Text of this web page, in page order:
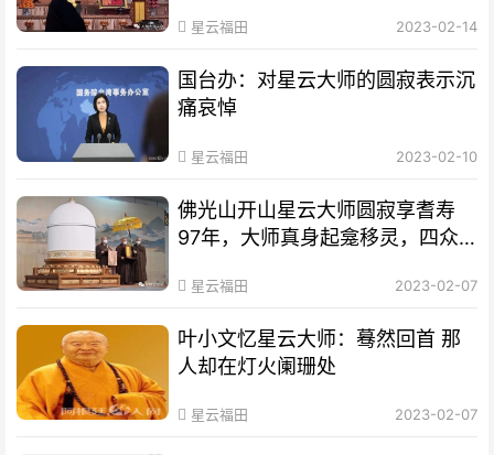
星云福田 2023-02-14
国台办：对星云大师的圆寂表示沉
痛哀悼
星云福田 2023-02-10
佛光山开山星云大师圆寂享耆寿
97年，大师真身起龛移灵，四众
星云福田 2023-02-07
叶小文忆星云大师：蓦然回首 那
人却在灯火阑珊处
星云福田 2023-02-07